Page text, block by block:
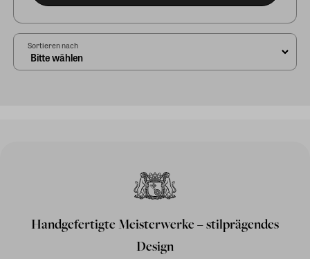
Sortieren nach
Handgefertigte Meisterwerke – stilprägendes
Design